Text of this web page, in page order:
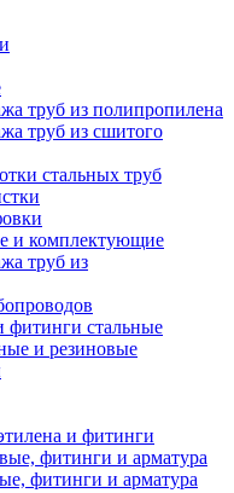
труб из полипропилена
труб из сшитого
стальных труб
и комплектующие
труб из
фитинги стальные
и резиновые
и фитинги
фитинги и арматура
фитинги и арматура